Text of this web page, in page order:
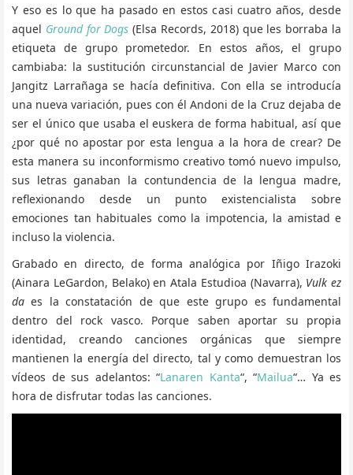
Y eso es lo que ha pasado en estos casi cuatro años, desde
aquel Ground for Dogs (Elsa Records, 2018) que les borraba la
etiqueta de grupo prometedor. En estos años, el grupo
cambiaba: la sustitución circunstancial de Javier Marco con
Jangitz Larrañaga se hacía definitiva. Con ella se introducía
una nueva variación, pues con él Andoni de la Cruz dejaba de
ser el único que usaba el euskera de forma habitual, así que
¿por qué no apostar por esta lengua a la hora de crear? De
esta manera su inconformismo creativo tomó nuevo impulso,
sus letras ganaban la contundencia de la lengua madre,
reflexionando desde un punto existencialista sobre
emociones tan habituales como la impotencia, la amistad e
incluso la violencia.
Grabado en directo, de forma analógica por Iñigo Irazoki
(Ainara LeGardon, Belako) en Atala Estudioa (Navarra), Vulk ez
da es la constatación de que este grupo es fundamental
dentro del rock vasco. Porque saben aportar su propia
identidad, creando canciones orgánicas que siempre
mantienen la energía del directo, tal y como demuestran los
vídeos de sus adelantos: “Lanaren Kanta“, “Mailua“… Ya es
hora de disfrutar todas las canciones.